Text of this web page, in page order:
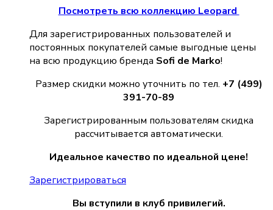
Посмотреть всю коллекцию Leopard
Для зарегистрированных пользователей и
постоянных покупателей самые выгодные цены
на всю продукцию бренда Sofi de Marko!
Размер скидки можно уточнить по тел. +7 (499)
391-70-89
Зарегистрированным пользователям скидка
рассчитывается автоматически.
Идеальное качество по идеальной цене!
Зарегистрироваться
Вы вступили в клуб привилегий.